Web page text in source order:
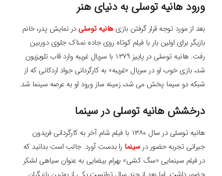
ورود هانیه توسلی به دنیای هنر
بعد از مورد توجه قرار گرفتن بازی هانیه توسلی در نمایش پدر، خانم
بازیگر برای اولین بار با فیلم کوتاه روی جاده نمناک جلوی دوربین
رفت. هانیه توسلی در پاییز ۱۳۷۹ با سریال غریبه وارد قاب تلویزیون
شد، بازی خوب او در سریال «غریبه» به کارگردانی جواد اردکانی که از
شبکه دو سیما پخش می شد، زمینه ساز ورود او به عرصه سینما شد.
درخشش هانیه توسلی در سینما
هانیه توسلی در سال ۱۳۸۰ با فیلم شام آخر به کارگردانی فریدون
جیرانی تجربه حضور درسینما را بدست آورد. جالب است بدانید که
در فیلم سینمایی «سگ کشی» بهرام بیضایی به عنوان سیاهی لشکر